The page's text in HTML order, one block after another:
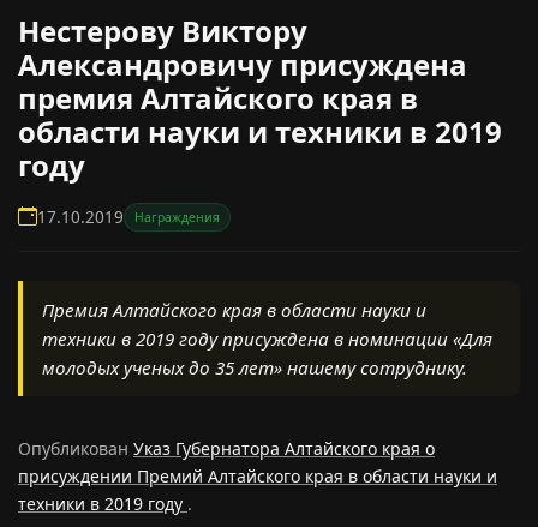
Нестерову Виктору
Александровичу присуждена
премия Алтайского края в
области науки и техники в 2019
году
17.10.2019 Награждения
Премия Алтайского края в области науки и
техники в 2019 году присуждена в номинации «Для
молодых ученых до 35 лет» нашему сотруднику.
Опубликован Указ Губернатора Алтайского края о
присуждении Премий Алтайского края в области науки и
техники в 2019 году .